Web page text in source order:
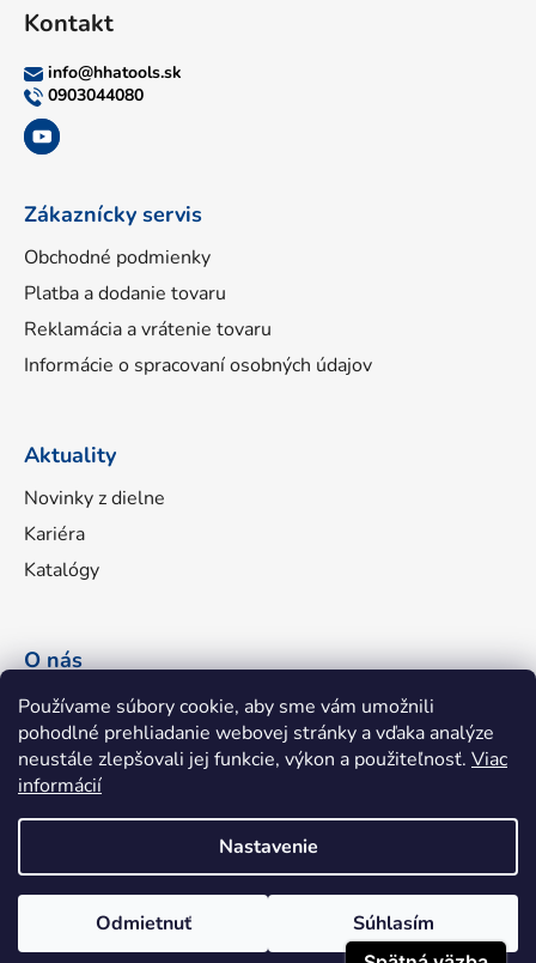
Používame súbory cookie, aby sme vám umožnili
pohodlné prehliadanie webovej stránky a vďaka analýze
neustále zlepšovali jej funkcie, výkon a použiteľnosť. Viac
informácií
Nastavenie
Odmietnuť Súhlasím
Kontakt
info@hhatools.sk
0903044080
Zákaznícky servis
Obchodné podmienky
Platba a dodanie tovaru
Reklamácia a vrátenie tovaru
Informácie o spracovaní osobných údajov
Aktuality
Novinky z dielne
Kariéra
Katalógy
O nás
Náš príbeh
Portfólio značiek
Fakturačné údaje
mime digital
Copyright 2026hhatools.sk. Všetky práva vyhradené.